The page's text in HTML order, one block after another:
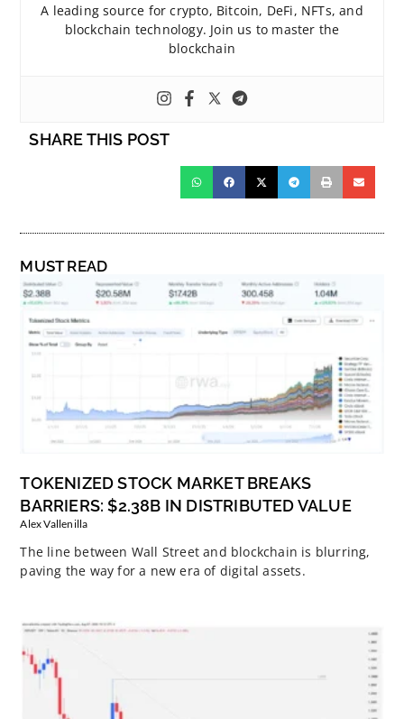
A leading source for crypto, Bitcoin, DeFi, NFTs, and
blockchain technology. Join us to master the
blockchain
SHARE THIS POST
MUST READ
TOKENIZED STOCK MARKET BREAKS
BARRIERS: $2.38B IN DISTRIBUTED VALUE
Alex Vallenilla
The line between Wall Street and blockchain is blurring,
paving the way for a new era of digital assets.